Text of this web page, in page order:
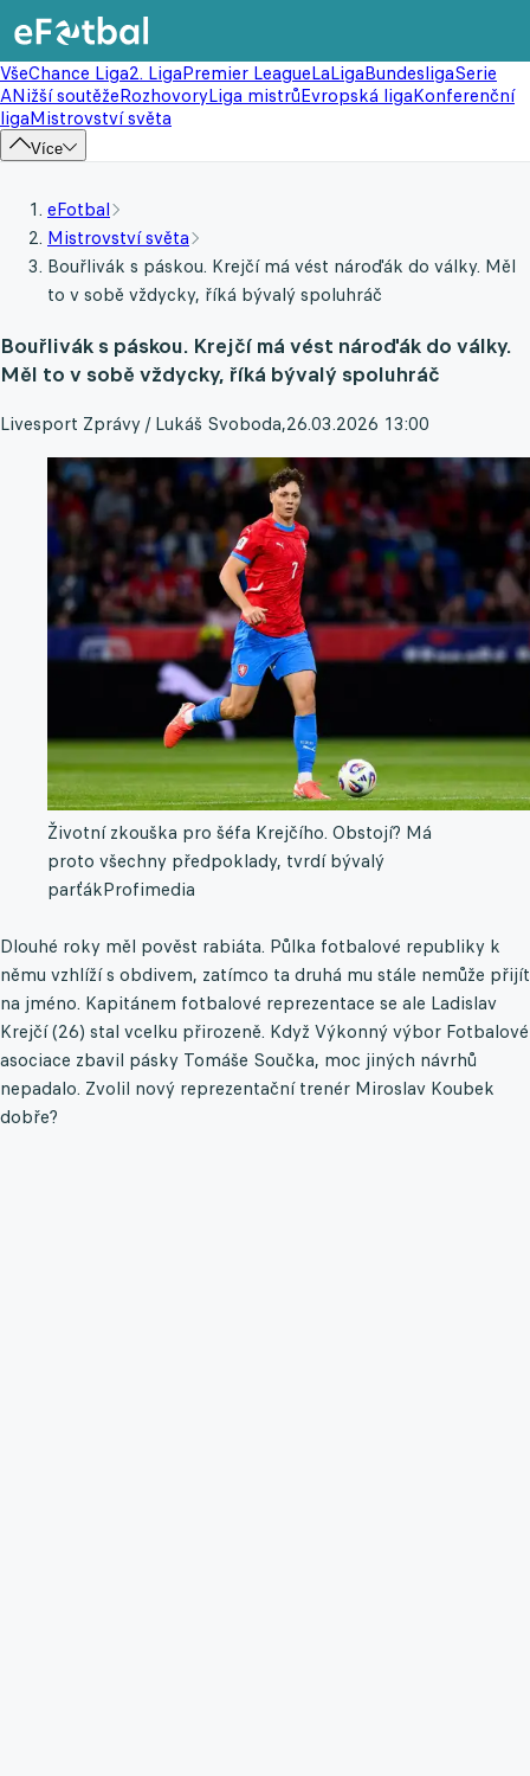
VšeChance Liga2. LigaPremier LeagueLaLigaBundesligaSerie
ANižší soutěžeRozhovoryLiga mistrůEvropská ligaKonferenční
ligaMistrovství světa
Více
eFotbal
Mistrovství světa
Bouřlivák s páskou. Krejčí má vést nároďák do války. Měl
to v sobě vždycky, říká bývalý spoluhráč
Bouřlivák s páskou. Krejčí má vést nároďák do války.
Měl to v sobě vždycky, říká bývalý spoluhráč
Livesport Zprávy / Lukáš Svoboda,26.03.2026 13:00
Životní zkouška pro šéfa Krejčího. Obstojí? Má
proto všechny předpoklady, tvrdí bývalý
parťákProfimedia
Dlouhé roky měl pověst rabiáta. Půlka fotbalové republiky k
němu vzhlíží s obdivem, zatímco ta druhá mu stále nemůže přijít
na jméno. Kapitánem fotbalové reprezentace se ale Ladislav
Krejčí (26) stal vcelku přirozeně. Když Výkonný výbor Fotbalové
asociace zbavil pásky Tomáše Součka, moc jiných návrhů
nepadalo. Zvolil nový reprezentační trenér Miroslav Koubek
dobře?